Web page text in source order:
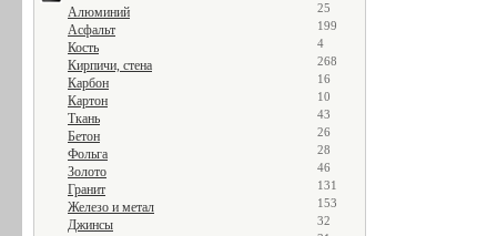
Алюминий 25
Асфальт 199
Кость 4
Кирпичи, стена 268
Карбон 16
Картон 10
Ткань 43
Бетон 26
Фольга 28
Золото 46
Гранит 131
Железо и метал 153
Джинсы 32